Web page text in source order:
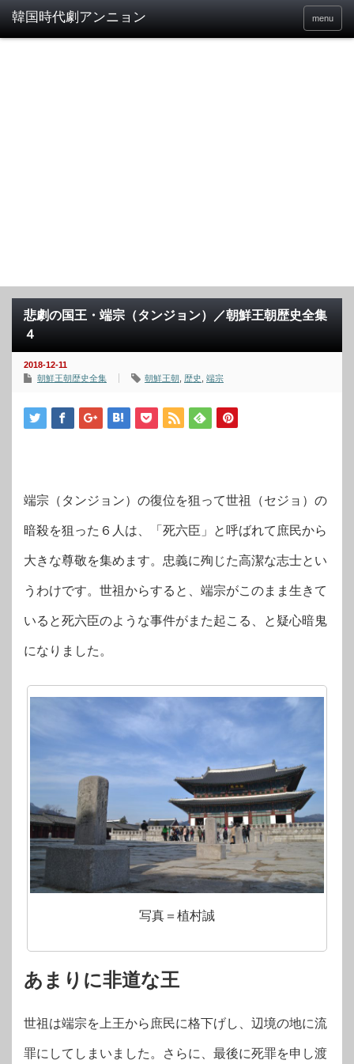
menu
悲劇の国王・端宗（タンジョン）／朝鮮王朝歴史全集
４
2018-12-11
朝鮮王朝歴史全集
朝鮮王朝 歴史 端宗
端宗（タンジョン）の復位を狙って世祖（セジョ）の
暗殺を狙った６人は、「死六臣」と呼ばれて庶民から
大きな尊敬を集めます。忠義に殉じた高潔な志士とい
うわけです。世祖からすると、端宗がこのまま生きて
いると死六臣のような事件がまた起こる、と疑心暗鬼
になりました。
写真＝植村誠
あまりに非道な王
世祖は端宗を上王から庶民に格下げし、辺境の地に流
罪にしてしまいました。さらに、最後に死罪を申し渡